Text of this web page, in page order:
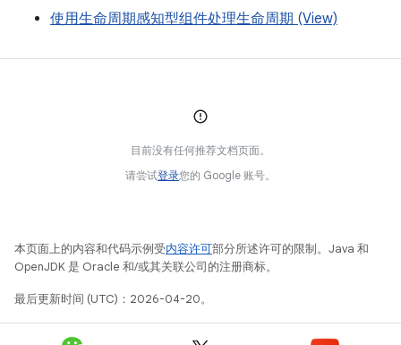
使用生命周期感知型组件处理生命周期 (View)
目前没有任何推荐文档页面。
请尝试登录您的 Google 账号。
本页面上的内容和代码示例受内容许可部分所述许可的限制。Java 和
OpenJDK 是 Oracle 和/或其关联公司的注册商标。
最后更新时间 (UTC)：2026-04-20。